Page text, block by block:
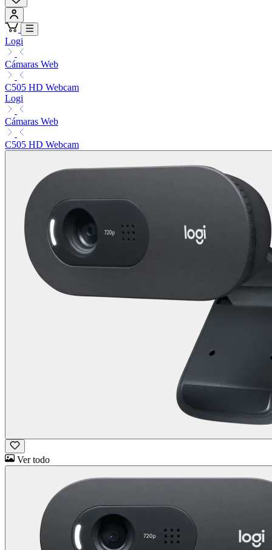
Logi
Cámaras Web
C505 HD Webcam
Logi
Cámaras Web
C505 HD Webcam
Ver todo